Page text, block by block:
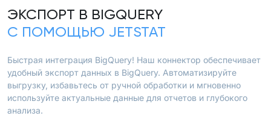
ЭКСПОРТ В BIGQUERY
С ПОМОЩЬЮ JETSTAT
Быстрая интеграция BigQuery! Наш коннектор обеспечивает
удобный экспорт данных в BigQuery. Автоматизируйте
выгрузку, избавьтесь от ручной обработки и мгновенно
используйте актуальные данные для отчетов и глубокого
анализа.